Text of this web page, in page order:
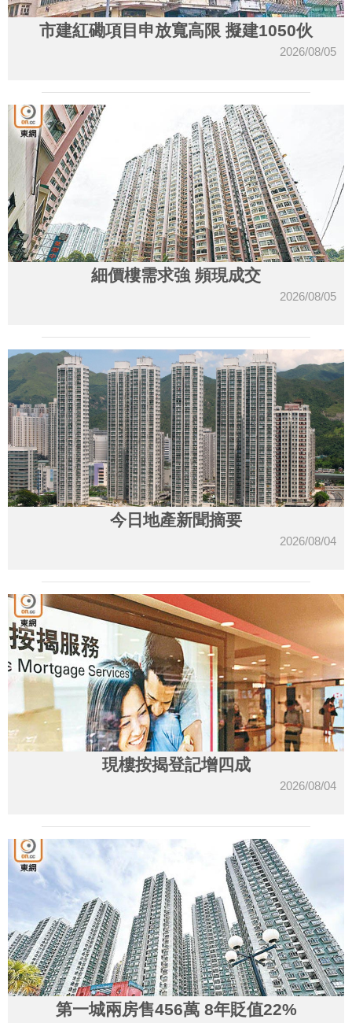
市建紅磡項目申放寬高限 擬建1050伙
2026/08/05
細價樓需求強 頻現成交
2026/08/05
今日地產新聞摘要
2026/08/04
現樓按揭登記增四成
2026/08/04
第一城兩房售456萬 8年貶值22%